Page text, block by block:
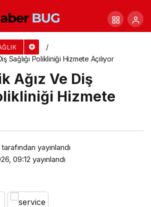
Sağlığı Polikliniği Hizmete Açılıyor
Ağız Ve Diş
Hizmete
tarafından yayınlandı
09:12 yayınlandı
hastalıkları yaygınlaşıyor